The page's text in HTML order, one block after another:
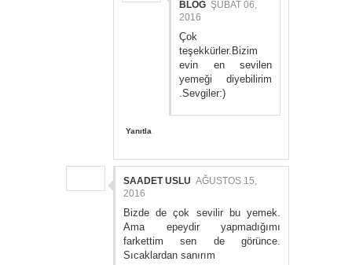
BLOG ŞUBAT 06,
2016
Çok
teşekkürler.Bizim
evin en sevilen
yemeği diyebilirim
.Sevgiler:)
Yanıtla
SAADET USLU AĞUSTOS 15,
2016
Bizde de çok sevilir bu yemek.
Ama epeydir yapmadığımı
farkettim sen de görünce.
Sıcaklardan sanırım